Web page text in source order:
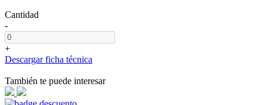
Cantidad
-
+
Descargar ficha técnica
También te puede interesar